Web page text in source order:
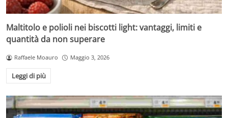
Maltitolo e polioli nei biscotti light: vantaggi, limiti e
quantità da non superare
Raffaele Moauro Maggio 3, 2026
Leggi di più